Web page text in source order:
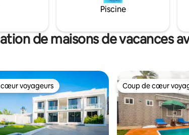
bac à sable et toboggans.
de Shoppers et
place, cet endroit sécurisé
idéal pour se détendre,
Piscine
de maisons de vacances
cœur voyageurs
voyageurs Coup de cœur
Coup de cœur